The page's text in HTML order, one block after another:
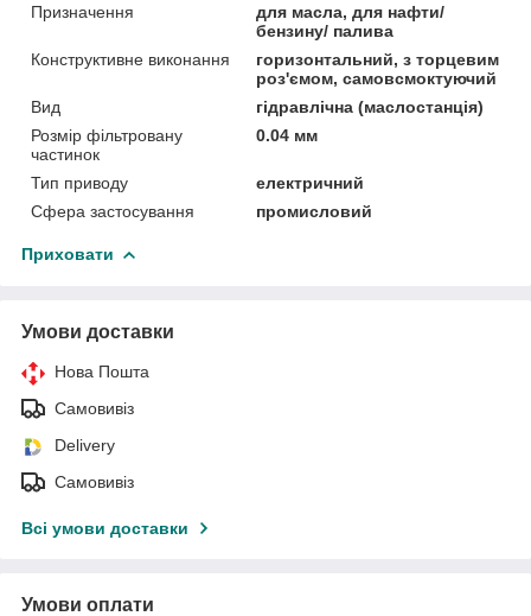
Призначення
для масла, для нафти/
бензину/ палива
Конструктивне виконання
горизонтальний, з торцевим
роз'ємом, самовсмоктуючий
Вид
гідравлічна (маслостанція)
Розмір фільтровану
частинок
0.04 мм
Тип приводу
електричний
Сфера застосування
промисловий
Приховати
Умови доставки
Нова Пошта
Самовивіз
Delivery
Самовивіз
Всі умови доставки
Умови оплати